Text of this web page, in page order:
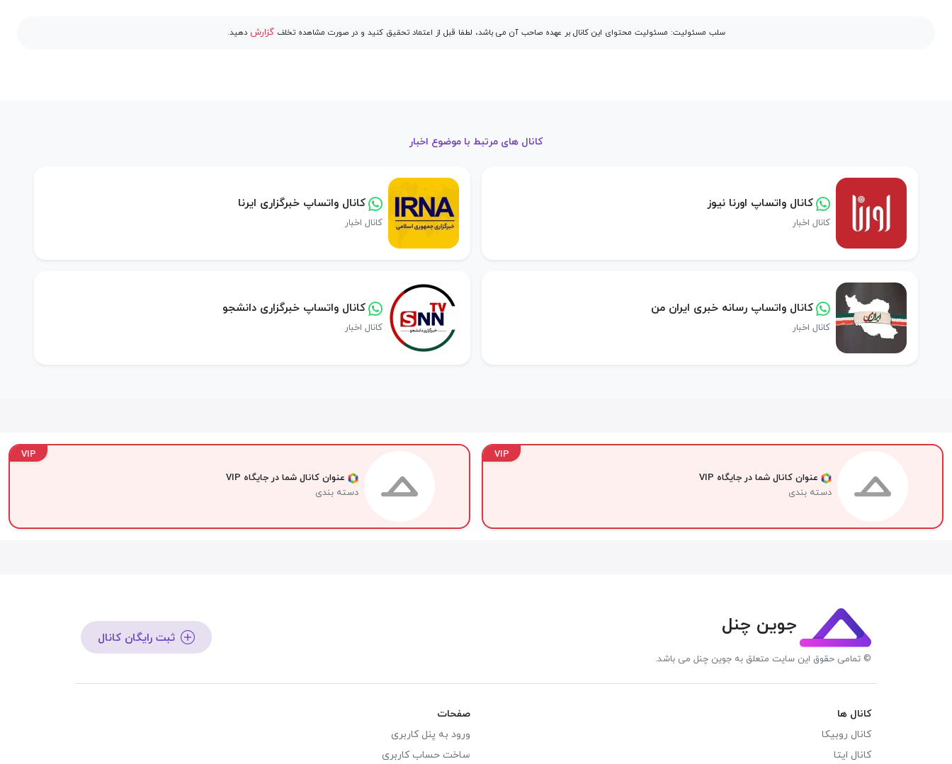
سلب مسئولیت: مسئولیت محتوای این کانال بر عهده صاحب آن می باشد، لطفا قبل از اعتماد تحقیق کنید و در صورت مشاهده تخلفگزارش دهید.
کانال های مرتبط با موضوع اخبار
کانال واتساپ اورنا نیوز
کانال اخبار
کانال واتساپ خبرگزاری ایرنا
کانال اخبار
کانال واتساپ رسانه خبری ایران من
کانال اخبار
کانال واتساپ خبرگزاری دانشجو
کانال اخبار
VIP
عنوان کانال شما در جایگاه VIP
دسته بندی
VIP
عنوان کانال شما در جایگاه VIP
دسته بندی
جوین چنل
© تمامی حقوق این سایت متعلق به جوین چنل می باشد.
ثبت رایگان کانال
کانال ها
کانال روبیکا
کانال ایتا
صفحات
ورود به پنل کاربری
ساخت حساب کاربری